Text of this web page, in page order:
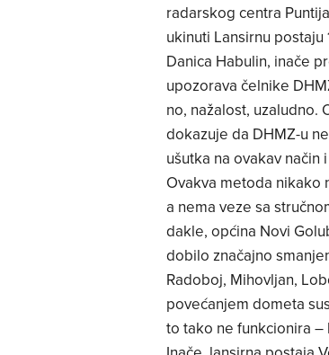
radarskog centra
ukinuti Lansirnu
Danica Habulin, inače
upozorava čelnike
no, nažalost,
dokazuje da DHMZ-u
ušutka na ovakav
Ovakva metoda nikako
a nema veze sa
dakle, općina Novi
dobilo značajno
Radoboj, Mihovljan,
povećanjem dometa
to tako ne funkcionira –